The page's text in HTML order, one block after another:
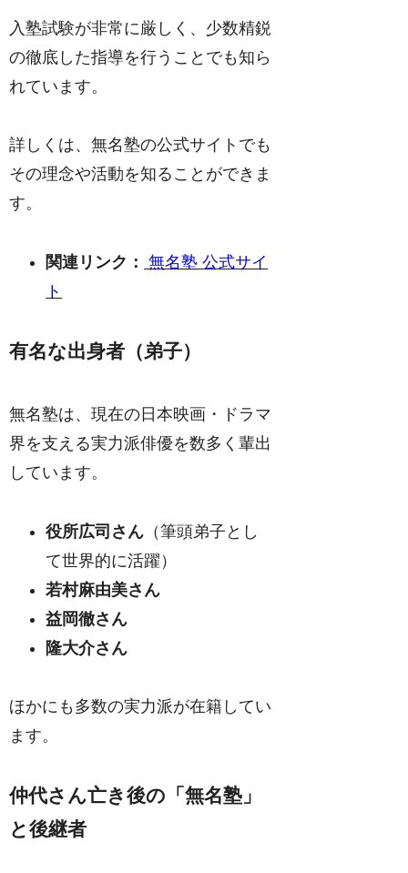
入塾試験が非常に厳しく、少数精鋭
の徹底した指導を行うことでも知ら
れています。
詳しくは、無名塾の公式サイトでも
その理念や活動を知ることができま
す。
関連リンク： 無名塾 公式サイ
ト
有名な出身者（弟子）
無名塾は、現在の日本映画・ドラマ
界を支える実力派俳優を数多く輩出
しています。
役所広司さん （筆頭弟子とし
て世界的に活躍）
若村麻由美さん
益岡徹さん
隆大介さん
ほかにも多数の実力派が在籍してい
ます。
仲代さん亡き後の「無名塾」
と後継者